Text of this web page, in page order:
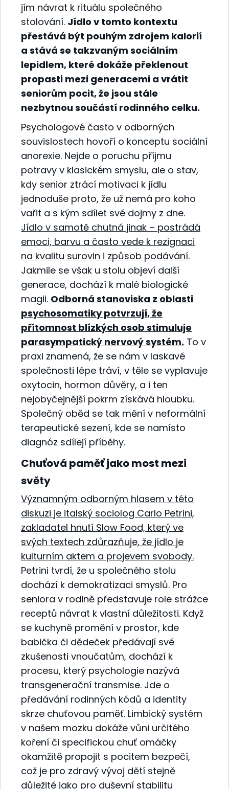
jím návrat k rituálu společného
stolování. Jídlo v tomto kontextu
přestává být pouhým zdrojem kalorií
a stává se takzvaným sociálním
lepidlem, které dokáže překlenout
propasti mezi generacemi a vrátit
seniorům pocit, že jsou stále
nezbytnou součástí rodinného celku.
Psychologové často v odborných
souvislostech hovoří o konceptu sociální
anorexie. Nejde o poruchu příjmu
potravy v klasickém smyslu, ale o stav,
kdy senior ztrácí motivaci k jídlu
jednoduše proto, že už nemá pro koho
vařit a s kým sdílet své dojmy z dne.
Jídlo v samotě chutná jinak – postrádá
emoci, barvu a často vede k rezignaci
na kvalitu surovin i způsob podávání.
Jakmile se však u stolu objeví další
generace, dochází k malé biologické
magii. Odborná stanoviska z oblasti
psychosomatiky potvrzují, že
přítomnost blízkých osob stimuluje
parasympatický nervový systém. To v
praxi znamená, že se nám v laskavé
společnosti lépe tráví, v těle se vyplavuje
oxytocin, hormon důvěry, a i ten
nejobyčejnější pokrm získává hloubku.
Společný oběd se tak mění v neformální
terapeutické sezení, kde se namísto
diagnóz sdílejí příběhy.
Chuťová paměť jako most mezi
světy
Významným odborným hlasem v této
diskuzi je italský sociolog Carlo Petrini,
zakladatel hnutí Slow Food, který ve
svých textech zdůrazňuje, že jídlo je
kulturním aktem a projevem svobody.
Petrini tvrdí, že u společného stolu
dochází k demokratizaci smyslů. Pro
seniora v rodině představuje role strážce
receptů návrat k vlastní důležitosti. Když
se kuchyně promění v prostor, kde
babička či dědeček předávají své
zkušenosti vnoučatům, dochází k
procesu, který psychologie nazývá
transgenerační transmise. Jde o
předávání rodinných kódů a identity
skrze chuťovou paměť. Limbický systém
v našem mozku dokáže vůni určitého
koření či specifickou chuť omáčky
okamžitě propojit s pocitem bezpečí,
což je pro zdravý vývoj dětí stejně
důležité jako pro duševní stabilitu